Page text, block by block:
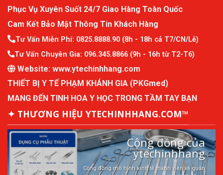
Phục Vụ Xuyên Suốt 24/7 Giao Hàng Toàn Quốc
Cam Kết Bảo Mật Thông Tin Khách Hàng
Tư Vấn Miễn Phí: 0825.8888.90 (8h - 18h cả T7/CN/Lễ)
Tư Vấn Chuyên Gia: 096.345.8866 (9h - 16h từ T2-T6)
Website: www.ytechinhhang.com
THIẾT BỊ Y TẾ PHẠM KHÁNH GIA (PKGmed)
MANG ĐẾN TINH HOA Y HỌC TRONG TẦM TAY BẠN
✦ THƯƠNG HIỆU YTECHINHHANG.COM™
Cộng đồng của
ytechinhhang
Cộng đồng mô hình kinh tế thành viên và quản